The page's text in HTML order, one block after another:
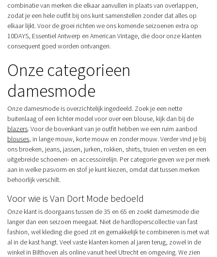
combinatie van merken die elkaar aanvullen in plaats van overlappen,
zodat je een hele outfit bij ons kunt samenstellen zonder dat alles op
elkaar lijkt. Voor de groei richten we ons komende seizoenen extra op
10DAYS, Essentiel Antwerp en American Vintage, die door onze klanten
consequent goed worden ontvangen.
Onze categorieen
damesmode
Onze damesmode is overzichtelijk ingedeeld. Zoek je een nette
buitenlaag of een lichter model voor over een blouse, kijk dan bij de
blazers. Voor de bovenkant van je outfit hebben we een ruim aanbod
blouses, in lange mouw, korte mouw en zonder mouw. Verder vind je bij
ons broeken, jeans, jassen, jurken, rokken, shirts, truien en vesten en een
uitgebreide schoenen- en accessoirelijn. Per categorie geven we per merk
aan in welke pasvorm en stof je kunt kiezen, omdat dat tussen merken
behoorlijk verschilt.
Voor wie is Van Dort Mode bedoeld
Onze klant is doorgaans tussen de 35 en 65 en zoekt damesmode die
langer dan een seizoen meegaat. Niet de hardloperscollectie van fast
fashion, wel kleding die goed zit en gemakkelijk te combineren is met wat
al in de kast hangt. Veel vaste klanten komen al jaren terug, zowel in de
winkel in Bilthoven als online vanuit heel Utrecht en omgeving. We zien